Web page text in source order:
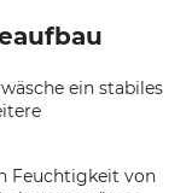
ein stabiles
Feuchtigkeit von